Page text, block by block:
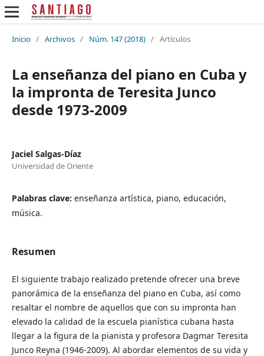
Inicio / Archivos / Núm. 147 (2018) / Artículos
La enseñanza del piano en Cuba y
la impronta de Teresita Junco
desde 1973-2009
Jaciel Salgas-Díaz
Universidad de Oriente
Palabras clave: enseñanza artística, piano, educación,
música.
Resumen
El siguiente trabajo realizado pretende ofrecer una breve
panorámica de la enseñanza del piano en Cuba, así como
resaltar el nombre de aquellos que con su impronta han
elevado la calidad de la escuela pianística cubana hasta
llegar a la figura de la pianista y profesora Dagmar Teresita
Junco Reyna (1946-2009). Al abordar elementos de su vida y